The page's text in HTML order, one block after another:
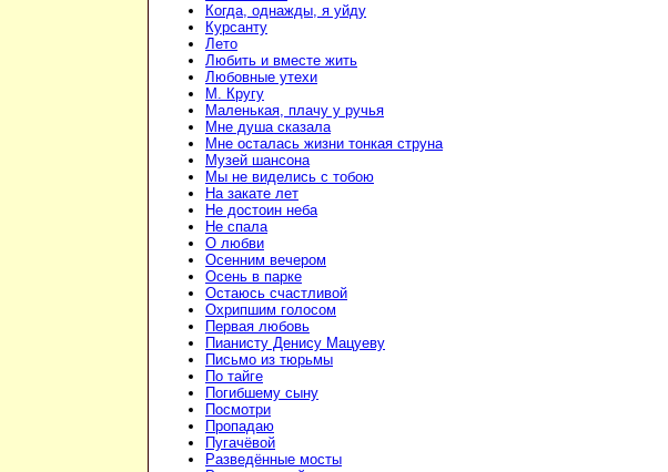
Когда, однажды, я уйду
Курсанту
Лето
Любить и вместе жить
Любовные утехи
М. Кругу
Маленькая, плачу у ручья
Мне душа сказала
Мне осталась жизни тонкая струна
Музей шансона
Мы не виделись с тобою
На закате лет
Не достоин неба
Не спала
О любви
Осенним вечером
Осень в парке
Остаюсь счастливой
Охрипшим голосом
Первая любовь
Пианисту Денису Мацуеву
Письмо из тюрьмы
По тайге
Погибшему сыну
Посмотри
Пропадаю
Пугачёвой
Разведённые мосты